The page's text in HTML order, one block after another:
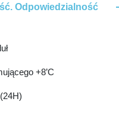
Odpowiedzialność
+8’C